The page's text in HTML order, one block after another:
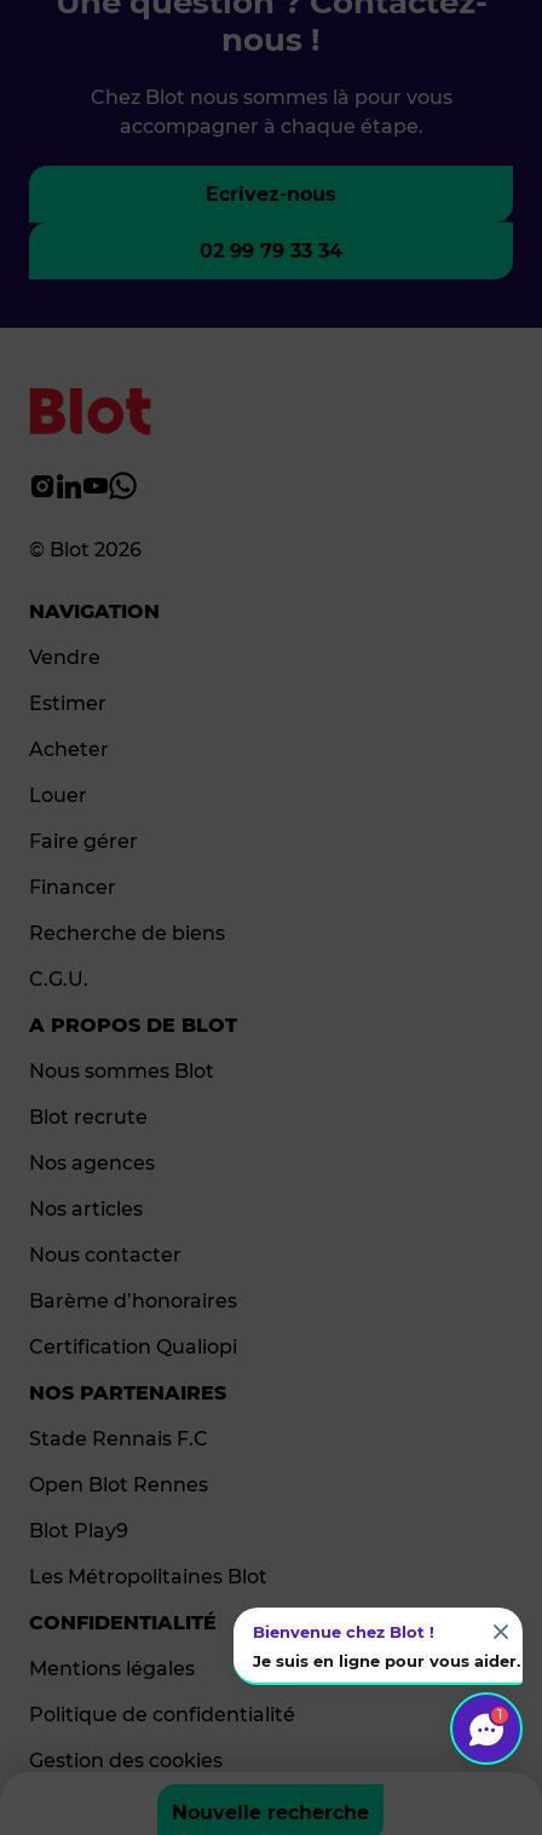
Nouvelle recherche
nous !
Chez Blot nous sommes là pour vous
accompagner à chaque étape.
Ecrivez-nous
02 99 79 33 34
© Blot 2026
NAVIGATION
Vendre
Estimer
Acheter
Louer
Faire gérer
Financer
Recherche de biens
C.G.U.
A PROPOS DE BLOT
Nous sommes Blot
Blot recrute
Nos agences
Nos articles
Nous contacter
Barème d’honoraires
Certification Qualiopi
NOS PARTENAIRES
Stade Rennais F.C
Open Blot Rennes
Blot Play9
Les Métropolitaines Blot
CONFIDENTIALITÉ
Mentions légales
Politique de confidentialité
Gestion des cookies
1
Bienvenue chez Blot !
Je suis en ligne pour vous aider.